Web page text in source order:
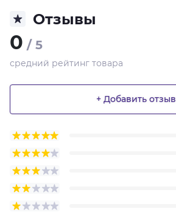
Отзывы
0 / 5
средний рейтинг товара
+ Добавить отзыв